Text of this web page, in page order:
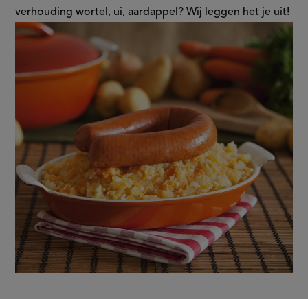
ui,
aardappel?
verhouding wortel, ui, aardappel? Wij leggen het je uit!